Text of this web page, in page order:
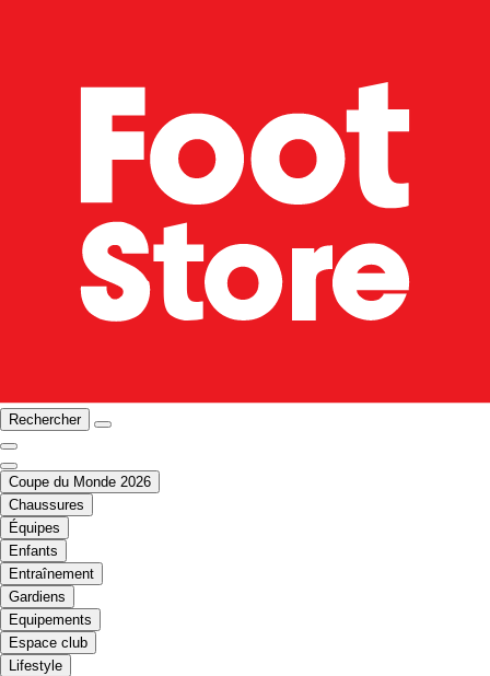
Rechercher
Coupe du Monde 2026
Chaussures
Équipes
Enfants
Entraînement
Gardiens
Equipements
Espace club
Lifestyle